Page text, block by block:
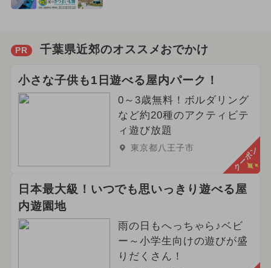
PR 千葉県近郊のオススメおでかけ
小さな子供も1日遊べる屋内パーク！
0～3歳無料！ボルダリング
など約20種のアクティビテ
ィ遊び放題
東京都八王子市 クーポン
日本最大級！いつでも思いっきり遊べる屋
内遊園地
雨の日もへっちゃら♪ベビ
ー～小学生向けの遊びが盛
りだくさん！